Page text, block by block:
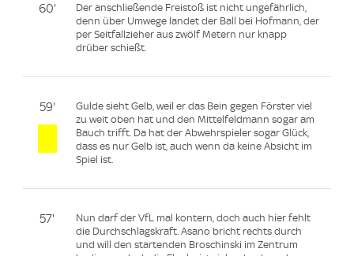
60'
Der anschließende Freistoß ist nicht ungefährlich,
denn über Umwege landet der Ball bei Hofmann, der
per Seitfallzieher aus zwölf Metern nur knapp
drüber schießt.
59'
Gulde sieht Gelb, weil er das Bein gegen Förster viel
zu weit oben hat und den Mittelfeldmann sogar am
Bauch trifft. Da hat der Abwehrspieler sogar Glück,
dass es nur Gelb ist, auch wenn da keine Absicht im
Spiel ist.
57'
Nun darf der VfL mal kontern, doch auch hier fehlt
die Durchschlagskraft. Asano bricht rechts durch
und will den startenden Broschinski im Zentrum